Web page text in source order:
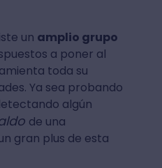
un amplio grupo
a poner al
toda su
Ya sea probando
algún
de una
gran plus de esta